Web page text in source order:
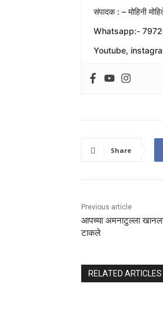
संपादक : – मोहिनी
Whatsapp:-
Youtube,
Share
Previous article
आपच्या अमनाटुल्ला
टाकले
RELATED ARTICLES